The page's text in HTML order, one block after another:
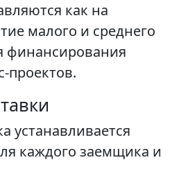
как на
малого и среднего
финансирования
проектов.
устанавливается
каждого заемщика и